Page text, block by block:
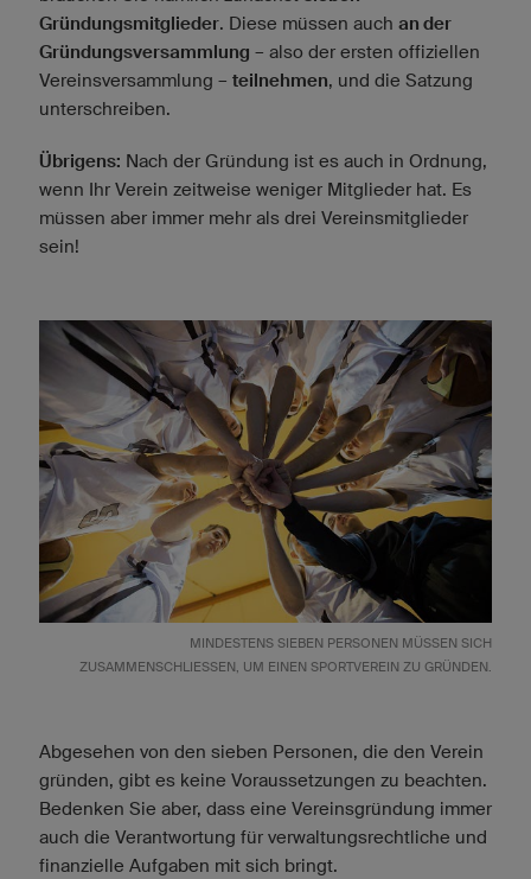
Gründungsmitglieder. Diese müssen auch an der
Gründungsversammlung – also der ersten offiziellen
Vereinsversammlung – teilnehmen, und die Satzung
unterschreiben.
Übrigens: Nach der Gründung ist es auch in Ordnung,
wenn Ihr Verein zeitweise weniger Mitglieder hat. Es
müssen aber immer mehr als drei Vereinsmitglieder
sein!
MINDESTENS SIEBEN PERSONEN MÜSSEN SICH
ZUSAMMENSCHLIESSEN, UM EINEN SPORTVEREIN ZU GRÜNDEN.
Abgesehen von den sieben Personen, die den Verein
gründen, gibt es keine Voraussetzungen zu beachten.
Bedenken Sie aber, dass eine Vereinsgründung immer
auch die Verantwortung für verwaltungsrechtliche und
finanzielle Aufgaben mit sich bringt.